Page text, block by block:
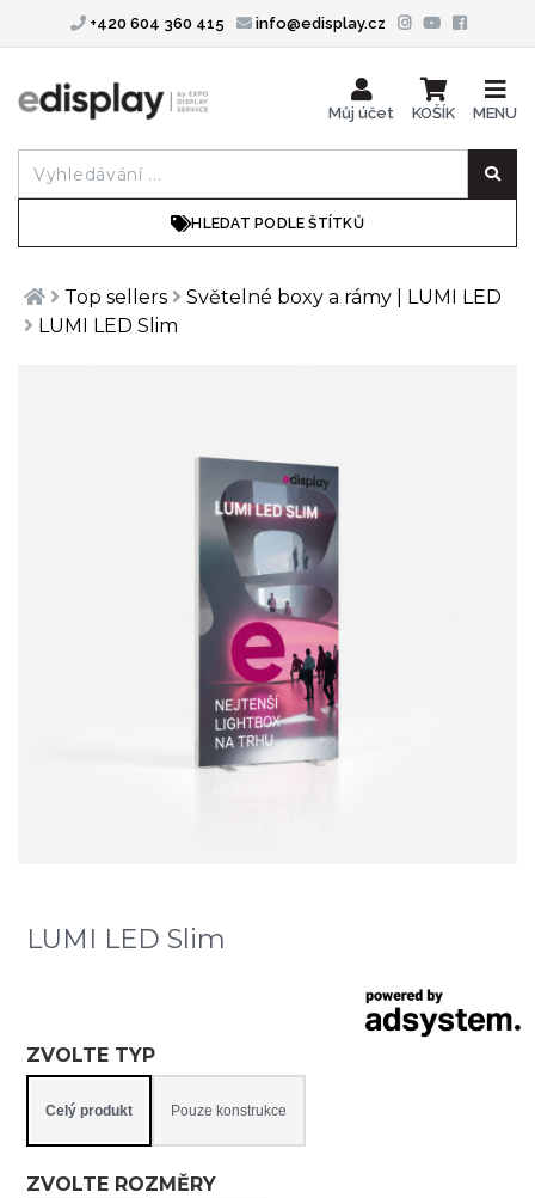
+420 604 360 415 info@edisplay.cz
HLEDAT PODLE ŠTÍTKŮ
Můj účet KOŠÍK MENU
Top sellers
Světelné boxy a rámy | LUMI LED
LUMI LED Slim
LUMI LED Slim
ZVOLTE TYP
Celý produkt Pouze konstrukce
ZVOLTE ROZMĚRY